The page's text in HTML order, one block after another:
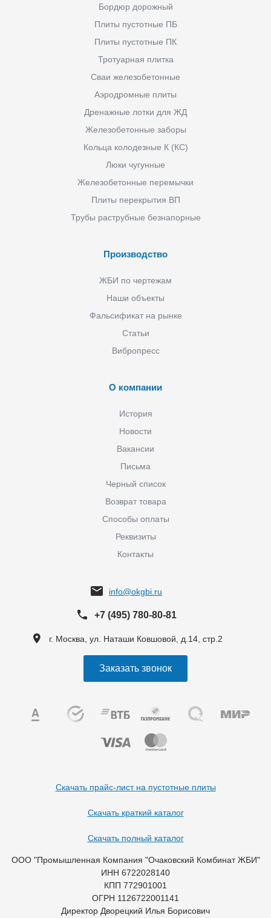
Бордюр дорожный
Плиты пустотные ПБ
Плиты пустотные ПК
Тротуарная плитка
Сваи железобетонные
Аэродромные плиты
Дренажные лотки для ЖД
Железобетонные заборы
Кольца колодезные К (КС)
Люки чугунные
Железобетонные перемычки
Плиты перекрытия ВП
Трубы раструбные безнапорные
Производство
ЖБИ по чертежам
Наши объекты
Фальсификат на рынке
Статьи
Вибропресс
О компании
История
Новости
Вакансии
Письма
Черный список
Возврат товара
Способы оплаты
Реквизиты
Контакты
info@okgbi.ru
+7 (495) 780-80-81
г. Москва, ул. Наташи Ковшовой, д.14, стр.2
Заказать звонок
Скачать прайс-лист на пустотные плиты
Скачать краткий каталог
Скачать полный каталог
ООО "Промышленная Компания "Очаковский Комбинат ЖБИ"
ИНН 6722028140
КПП 772901001
ОГРН 1126722001141
Директор Дворецкий Илья Борисович